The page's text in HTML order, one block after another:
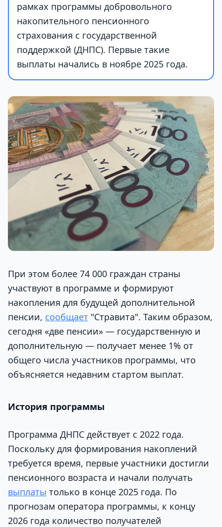
рамках программы добровольного
накопительного пенсионного
страхования с государственной
поддержкой (ДНПС). Первые такие
выплаты начались в ноябре 2025 года.
При этом более 74 000 граждан страны
участвуют в программе и формируют
накопления для будущей дополнительной
пенсии, сообщает "Стравита". Таким образом,
сегодня «две пенсии» — государственную и
дополнительную — получает менее 1% от
общего числа участников программы, что
объясняется недавним стартом выплат.
История программы
Программа ДНПС действует с 2022 года.
Поскольку для формирования накоплений
требуется время, первые участники достигли
пенсионного возраста и начали получать
выплаты только в конце 2025 года. По
прогнозам оператора программы, к концу
2026 года количество получателей